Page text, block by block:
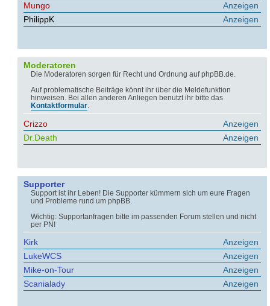
Anzeigen
Mungo
Anzeigen
PhilippK
Moderatoren
Die Moderatoren sorgen für Recht und Ordnung auf phpBB.de.
Auf problematische Beiträge könnt ihr über die Meldefunktion
hinweisen. Bei allen anderen Anliegen benutzt ihr bitte das
Kontaktformular.
Anzeigen
Crizzo
Anzeigen
Dr.Death
Supporter
Support ist ihr Leben! Die Supporter kümmern sich um eure Fragen
und Probleme rund um phpBB.
Wichtig: Supportanfragen bitte im passenden Forum stellen und nicht
per PN!
Anzeigen
Kirk
Anzeigen
LukeWCS
Anzeigen
Mike-on-Tour
Anzeigen
Scanialady